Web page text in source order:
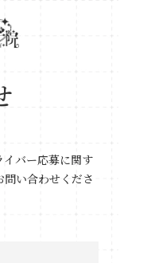
バー応募に関す
い合わせくださ